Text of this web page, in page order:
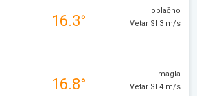
16.3°
oblačno
Vetar SI 3 m/s
16.8°
magla
Vetar SI 4 m/s